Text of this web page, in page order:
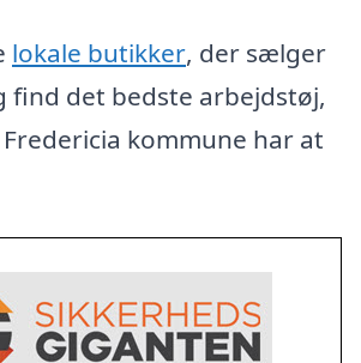
lokale butikker, der sælger
find det bedste arbejdstøj,
kommune har at